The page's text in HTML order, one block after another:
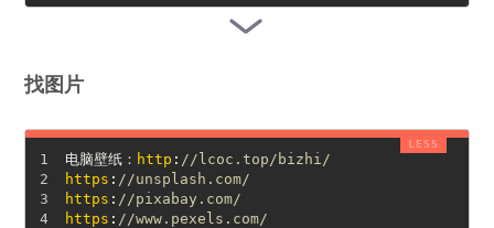
找图片
电脑壁纸： http : //lcoc.top/bizhi/
https : //unsplash.com/
https : //pixabay.com/
https : //www.pexels.com/